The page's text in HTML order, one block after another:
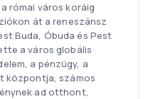
római város koráig
át a reneszánsz
Buda, Óbuda és Pest
a város globális
a pénzügy, a
központja, számos
ad otthont,